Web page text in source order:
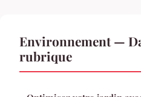
Environnement —
rubrique